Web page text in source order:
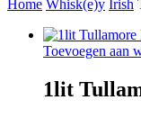
Home Whisk(e)y Irish
Toevoegen aan
1lit